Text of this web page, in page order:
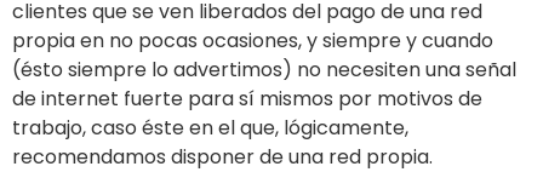
clientes que se ven liberados del pago de una red
propia en no pocas ocasiones, y siempre y cuando
(ésto siempre lo advertimos) no necesiten una señal
de internet fuerte para sí mismos por motivos de
trabajo, caso éste en el que, lógicamente,
recomendamos disponer de una red propia.